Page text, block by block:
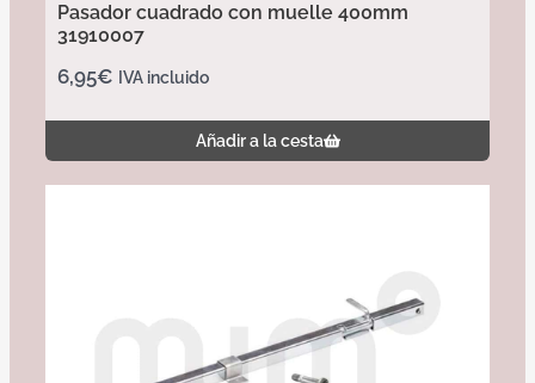
Pasador cuadrado con muelle 400mm
31910007
6,95€ IVA incluido
Añadir a la cesta